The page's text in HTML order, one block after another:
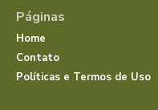
Páginas
Home
Contato
Políticas e Termos de Uso